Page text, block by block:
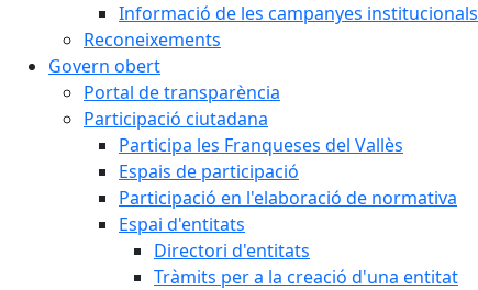
Informació de les campanyes institucionals
Reconeixements
Govern obert
Portal de transparència
Participació ciutadana
Participa les Franqueses del Vallès
Espais de participació
Participació en l'elaboració de normativa
Espai d'entitats
Directori d'entitats
Tràmits per a la creació d'una entitat